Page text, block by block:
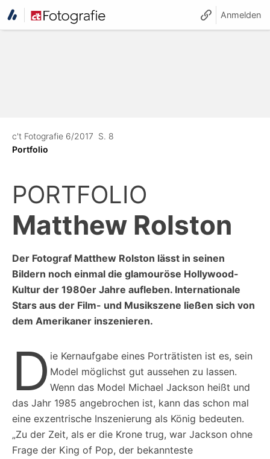
Anmelden
c't Fotografie 6/2017 S. 8
Portfolio
PORTFOLIO
Matthew Rolston
Der Fotograf Matthew Rolston lässt in seinen
Bildern noch einmal die glamouröse Hollywood-
Kultur der 1980er Jahre aufleben. Internationale
Stars aus der Film- und Musikszene ließen sich von
dem Amerikaner inszenieren.
D ie Kernaufgabe eines Porträtisten ist es, sein
Model möglichst gut aussehen zu lassen.
Wenn das Model Michael Jackson heißt und
das Jahr 1985 angebrochen ist, kann das schon mal
eine exzentrische Inszenierung als König bedeuten.
„Zu der Zeit, als er die Krone trug, war Jackson ohne
Frage der King of Pop, der bekannteste